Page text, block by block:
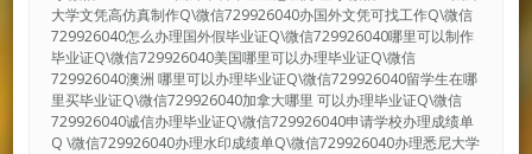
大学文凭高仿真制作Q\微信729926040办国外文凭可找工作Q\微信
729926040怎么办理国外假毕业证Q\微信729926040哪里可以制作
毕业证Q\微信729926040美国哪里可以办理毕业证Q\微信
729926040澳洲 哪里可以办理毕业证Q\微信729926040留学生在哪
里买毕业证Q\微信729926040加拿大哪里 可以办理毕业证Q\微信
729926040诚信办理毕业证Q\微信729926040申请学校办理成绩单
Q \微信729926040办理水印成绩单Q\微信729926040办理悉尼大学